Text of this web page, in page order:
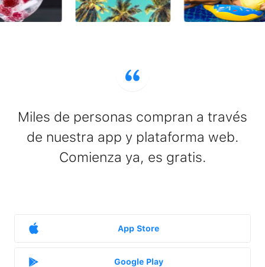
Miles de personas compran a través
de nuestra app y plataforma web.
Comienza ya, es gratis.
App Store
Google Play